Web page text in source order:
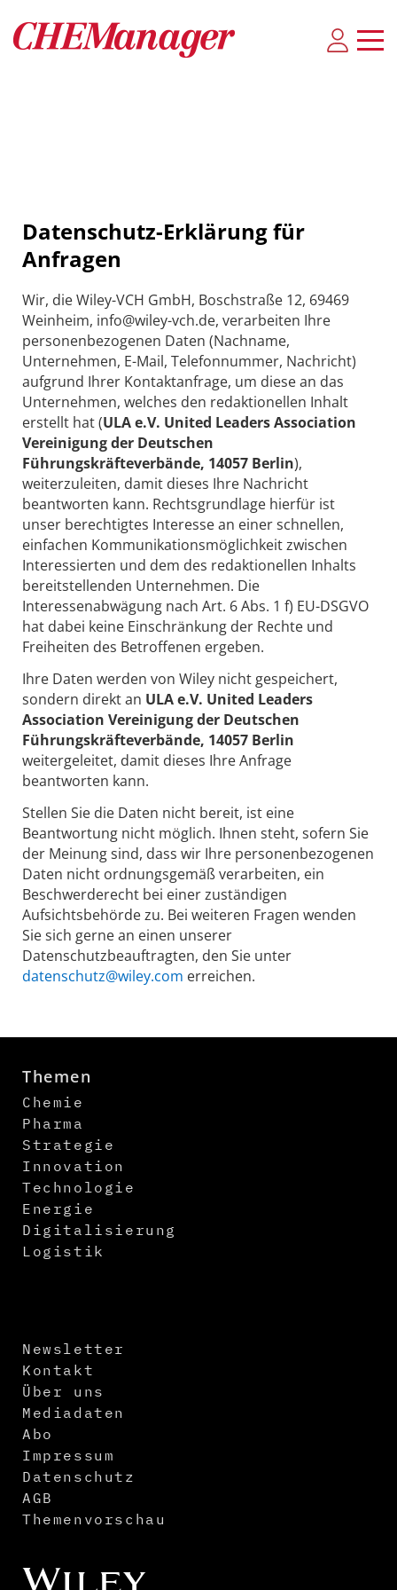
Datenschutz-Erklärung für
Anfragen
Wir, die Wiley-VCH GmbH, Boschstraße 12, 69469
Weinheim, info@wiley-vch.de, verarbeiten Ihre
personenbezogenen Daten (Nachname,
Unternehmen, E-Mail, Telefonnummer, Nachricht)
aufgrund Ihrer Kontaktanfrage, um diese an das
Unternehmen, welches den redaktionellen Inhalt
erstellt hat (ULA e.V. United Leaders Association
Vereinigung der Deutschen
Führungskräfteverbände, 14057 Berlin),
weiterzuleiten, damit dieses Ihre Nachricht
beantworten kann. Rechtsgrundlage hierfür ist
unser berechtigtes Interesse an einer schnellen,
einfachen Kommunikationsmöglichkeit zwischen
Interessierten und dem des redaktionellen Inhalts
bereitstellenden Unternehmen. Die
Interessenabwägung nach Art. 6 Abs. 1 f) EU-DSGVO
hat dabei keine Einschränkung der Rechte und
Freiheiten des Betroffenen ergeben.
Ihre Daten werden von Wiley nicht gespeichert,
sondern direkt an ULA e.V. United Leaders
Association Vereinigung der Deutschen
Führungskräfteverbände, 14057 Berlin
weitergeleitet, damit dieses Ihre Anfrage
beantworten kann.
Stellen Sie die Daten nicht bereit, ist eine
Beantwortung nicht möglich. Ihnen steht, sofern Sie
der Meinung sind, dass wir Ihre personenbezogenen
Daten nicht ordnungsgemäß verarbeiten, ein
Beschwerderecht bei einer zuständigen
Aufsichtsbehörde zu. Bei weiteren Fragen wenden
Sie sich gerne an einen unserer
Datenschutzbeauftragten, den Sie unter
datenschutz@wiley.com erreichen.
Themen
Chemie
Pharma
Strategie
Innovation
Technologie
Energie
Digitalisierung
Logistik
Newsletter
Kontakt
Über uns
Mediadaten
Abo
Impressum
Datenschutz
AGB
Themenvorschau